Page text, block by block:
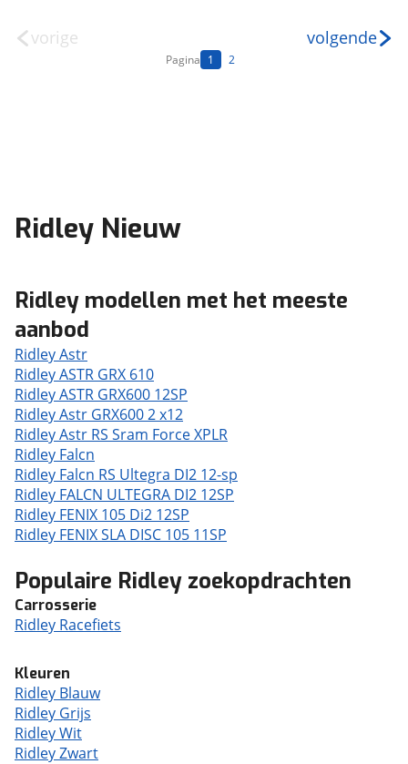
vorige
Pagina 1 2
volgende
Ridley Nieuw
Ridley modellen met het meeste
aanbod
Ridley Astr
Ridley ASTR GRX 610
Ridley ASTR GRX600 12SP
Ridley Astr GRX600 2 x12
Ridley Astr RS Sram Force XPLR
Ridley Falcn
Ridley Falcn RS Ultegra DI2 12-sp
Ridley FALCN ULTEGRA DI2 12SP
Ridley FENIX 105 Di2 12SP
Ridley FENIX SLA DISC 105 11SP
Populaire Ridley zoekopdrachten
Carrosserie
Ridley Racefiets
Kleuren
Ridley Blauw
Ridley Grijs
Ridley Wit
Ridley Zwart